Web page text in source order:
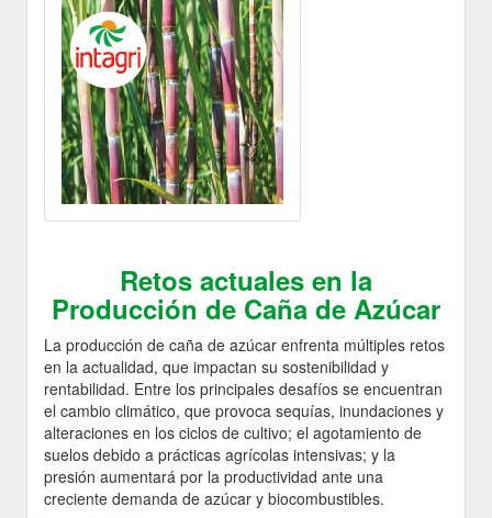
Retos actuales en la
Producción de Caña de Azúcar
La producción de caña de azúcar enfrenta múltiples retos
en la actualidad, que impactan su sostenibilidad y
rentabilidad. Entre los principales desafíos se encuentran
el cambio climático, que provoca sequías, inundaciones y
alteraciones en los ciclos de cultivo; el agotamiento de
suelos debido a prácticas agrícolas intensivas; y la
presión aumentará por la productividad ante una
creciente demanda de azúcar y biocombustibles.